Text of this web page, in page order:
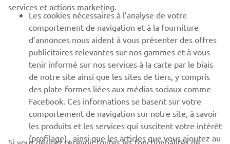
Moteur quatre temps SOHC de 686 cm³ puissant de
2e génération
Carrosserie compacte au style agressif
Transmission automatique à variation continue
Ultramatic® Yamaha
On-Command® Yamaha 2x2, 4x4, 4x4 avec blocage
de différentiel
Suspension indépendante réglable à grand
débattement
Direction assistée électronique Yamaha
Nouveau treuil WARN Pro-Vantage 2500 monté à
services et actions marketing.
Les cookies nécessaires à l’analyse de votre
comportement de navigation et à la fourniture
d’annonces nous aident à vous présenter des offres
publicitaires relevantes sur nos gammes et à vous
tenir informé sur nos services à la carte par le biais
de notre site ainsi que les sites de tiers, y compris
des plate-formes liées aux médias sociaux comme
Facebook. Ces informations se basent sur votre
comportement de navigation sur notre site, à savoir
les produits et les services qui suscitent votre intérêt
(profilage) , ainsi que les articles que vous ajoutez au
Si vous désirez recevoir toutes les fonctionnalités de